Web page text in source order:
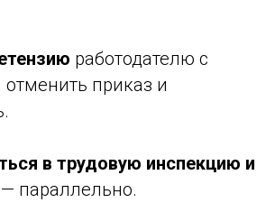
работодателю с
приказ и
в трудовую инспекцию и
— параллельно.